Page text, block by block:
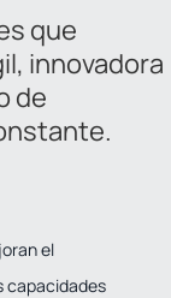
que
innovadora
de
el
capacidades